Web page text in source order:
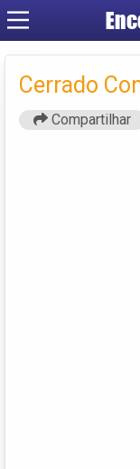
Cerrado
Compartilhar